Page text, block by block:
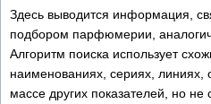
Здесь выводится информация,
подбором парфюмерии,
Алгоритм поиска использует
наименованиях, сериях, линиях,
массе других показателей, но не